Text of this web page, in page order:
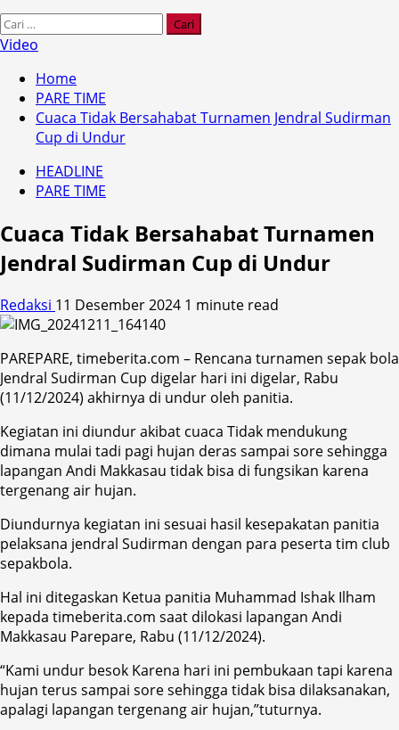
Cari
untuk:
Video
Home
PARE TIME
Cuaca Tidak Bersahabat Turnamen Jendral Sudirman
Cup di Undur
HEADLINE
PARE TIME
Cuaca Tidak Bersahabat Turnamen
Jendral Sudirman Cup di Undur
Redaksi 11 Desember 2024 1 minute read
PAREPARE, timeberita.com – Rencana turnamen sepak bola
Jendral Sudirman Cup digelar hari ini digelar, Rabu
(11/12/2024) akhirnya di undur oleh panitia.
Kegiatan ini diundur akibat cuaca Tidak mendukung
dimana mulai tadi pagi hujan deras sampai sore sehingga
lapangan Andi Makkasau tidak bisa di fungsikan karena
tergenang air hujan.
Diundurnya kegiatan ini sesuai hasil kesepakatan panitia
pelaksana jendral Sudirman dengan para peserta tim club
sepakbola.
Hal ini ditegaskan Ketua panitia Muhammad Ishak Ilham
kepada timeberita.com saat dilokasi lapangan Andi
Makkasau Parepare, Rabu (11/12/2024).
“Kami undur besok Karena hari ini pembukaan tapi karena
hujan terus sampai sore sehingga tidak bisa dilaksanakan,
apalagi lapangan tergenang air hujan,”tuturnya.